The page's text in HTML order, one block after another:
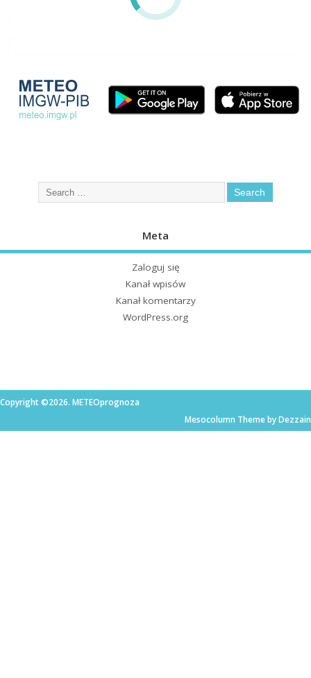
Meta
Zaloguj się
Kanał wpisów
Kanał komentarzy
WordPress.org
Copyright ©2026. METEOprognoza
Mesocolumn Theme by Dezzain